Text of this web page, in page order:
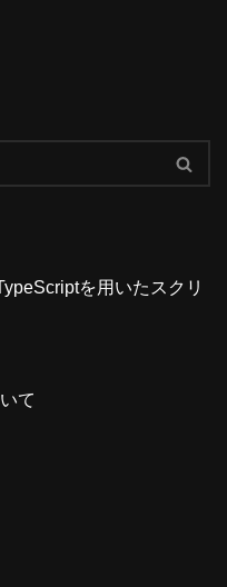
を用いたスクリ
て